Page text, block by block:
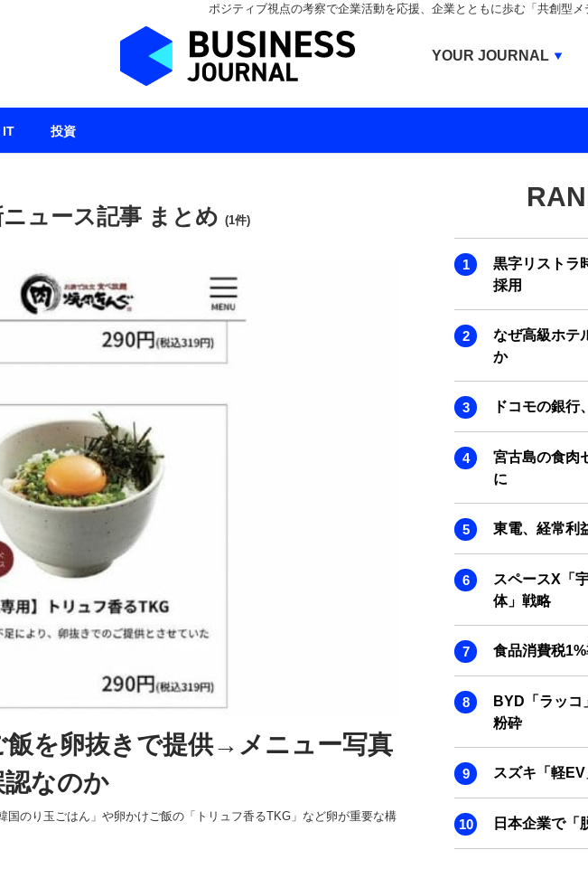
ポジティブ視点の考察で企業活動を応援、企業とともに歩む「共創型
ュース記事 まとめ (1件)
飯を卵抜きで提供→メニュー写真
なのか
のり玉ごはん」や卵かけご飯の「トリュフ香るTKG」など卵が重要な構
黒字リストラ
採用
なぜ高級ホテ
か
ドコモの銀行
宮古島の食肉
に
東電、経常利
スペースX「
体」戦略
食品消費税
BYD「ラッコ
粉砕
スズキ「軽
日本企業で「
IT 投資
YOUR JOURNAL
BUSINESS JOURNAL
IVS JOURNAL
ENERGY
INBOUND JOURNAL
LIFE ENDING
AI JOURNAL
SMART MARKETING
ADOPTABLE DOG